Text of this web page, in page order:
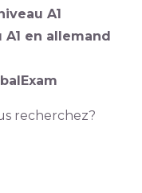
A1
en allemand
recherchez?